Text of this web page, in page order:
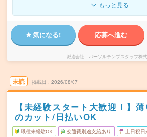
もっと見る
気になる! 応募へ進む
派遣会社 パーソルテンプスタッフ株
未読 掲載日 2026/08/07
【未経験スタート大歓迎！】
のカット/日払いOK
職種未経験OK 交通費別途支給あり 土日祝日